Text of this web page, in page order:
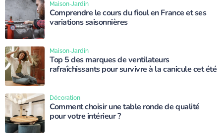
Comprendre le cours du fioul en France et ses
variations saisonnières
Maison-Jardin
Top 5 des marques de ventilateurs
rafraîchissants pour survivre à la canicule cet été
Maison-Jardin
Comment choisir une table ronde de qualité
pour votre intérieur ?
Décoration